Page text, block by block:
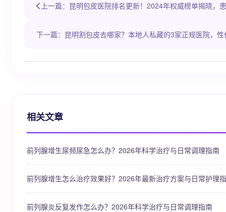
上一篇：昆明包皮医院排名更新！2024年权威榜单揭晓，
下一篇：昆明割包皮去哪家？本地人私藏的3家正规医院，
相关文章
前列腺增生尿频尿急怎么办？2026年科学治疗与日常调理指南
前列腺增生怎么治疗效果好？2026年最新治疗方案与日常护理
前列腺炎反复发作怎么办？2026年科学治疗与日常调理指南